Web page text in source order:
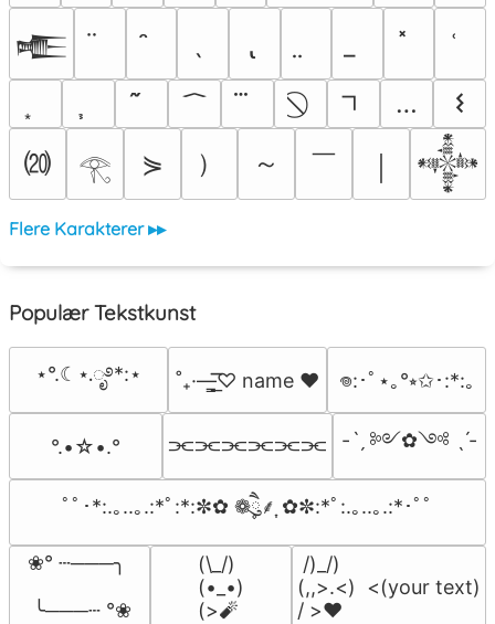
𒍫
…
𐌔
⒇
𓂀 ⋟ ） ～ ￣ 𒀱
Flere Karakterer ▸▸
Populær Tekstkunst
⋆°.☾⋆.ೃ࿔*:⋆ ˚₊·—̳͟͞͞♡ name ♥️ 𖦹:･ﾟ⋆｡°⭒✩･:*:｡
°.•☆•.° ⫘⫘⫘⫘⫘⫘ -ˋˏ ༻✿༺ ˎˊ-
ﾟﾟ･*:.｡..｡.:*ﾟ:*:✼✿ ❁ཻུ۪۪⸙͎ ✿✼:*ﾟ:.｡..｡.:*･ﾟﾟ
❀° ┄───╮
╰───┄ °❀
(\_/)
(•_•)
(>🧨
/)_/)
(,,>.<)  <(your text)
/ >❤️